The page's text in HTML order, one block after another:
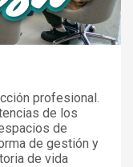
profesional.
de los
de
de gestión y
de vida